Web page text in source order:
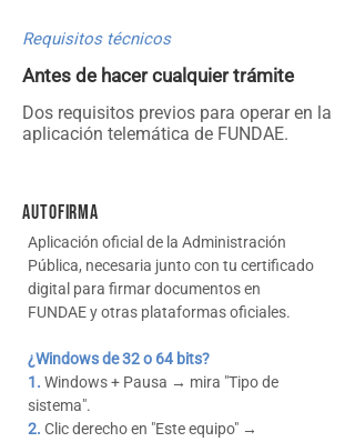
Requisitos técnicos
Antes de hacer cualquier trámite
Dos requisitos previos para operar en la
aplicación telemática de FUNDAE.
AutoFirma
Aplicación oficial de la Administración
Pública, necesaria junto con tu certificado
digital para firmar documentos en
FUNDAE y otras plataformas oficiales.
¿Windows de 32 o 64 bits?
1. Windows + Pausa → mira "Tipo de
sistema".
2. Clic derecho en "Este equipo" →